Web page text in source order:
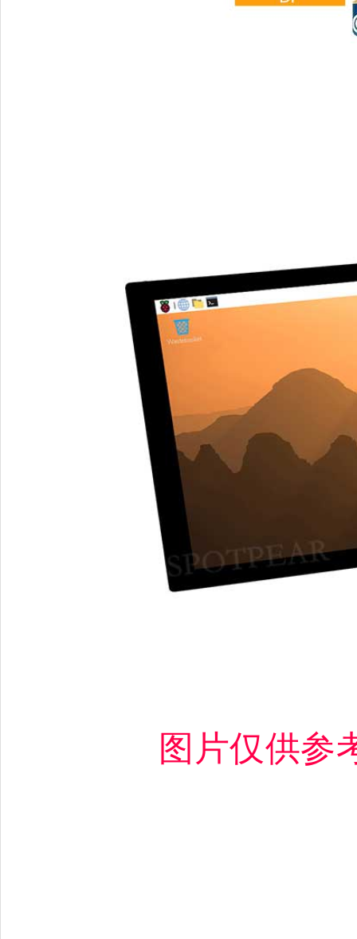
图片仅供参